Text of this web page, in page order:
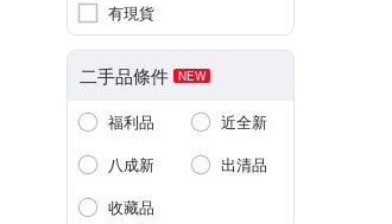
有現貨
二手品條件 NEW
福利品
近全新
八成新
出清品
收藏品